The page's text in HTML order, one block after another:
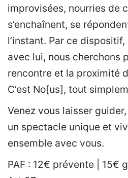
improvisées, nourries de
s’enchaînent, se
l’instant. Par ce
avec lui, nous cherchons
rencontre et la proximité
C’est No[us], tout
Venez vous laisser
un spectacle unique et
ensemble avec vous.
PAF : 12€ prévente | 15€